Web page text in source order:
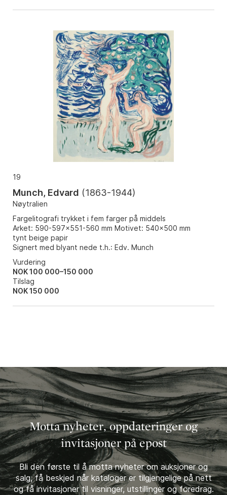
19
Munch, Edvard (1863-1944)
Nøytralien
Fargelitografi trykket i fem farger på middels
Arket: 590-597x551-560 mm Motivet: 540x500 mm
tynt beige papir
Signert med blyant nede t.h.: Edv. Munch
Vurdering
NOK 100 000–150 000
Tilslag
NOK150 000
Motta nyheter, oppdateringer og
invitasjoner på epost
Bli den første til å motta nyheter om auksjoner og
salg, få beskjed når kataloger er tilgjengelige på nett
og få invitasjoner til visninger, utstillinger og foredrag.